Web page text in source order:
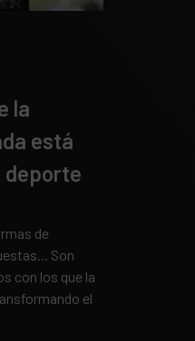
la
está
deporte
de
Son
con los que la
el